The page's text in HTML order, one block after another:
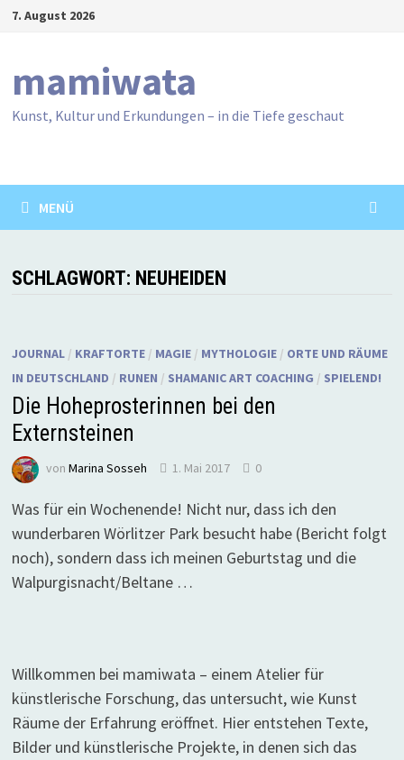
Zum7. August 2026
mamiwata
Kunst, Kultur und Erkundungen – in die Tiefe geschaut
MENÜ
SCHLAGWORT: NEUHEIDEN
JOURNAL/ KRAFTORTE/ MAGIE/ MYTHOLOGIE/ ORTE UND RÄUME
IN DEUTSCHLAND / RUNEN / SHAMANIC ART COACHING / SPIELEND!
Die Hoheprosterinnen bei den
Externsteinen
von Marina Sosseh 1. Mai 2017 0
Was für ein Wochenende! Nicht nur, dass ich den
wunderbaren Wörlitzer Park besucht habe (Bericht folgt
noch), sondern dass ich meinen Geburtstag und die
Walpurgisnacht/Beltane …
Willkommen bei mamiwata – einem Atelier für
künstlerische Forschung, das untersucht, wie Kunst
Räume der Erfahrung eröffnet. Hier entstehen Texte,
Bilder und künstlerische Projekte, in denen sich das